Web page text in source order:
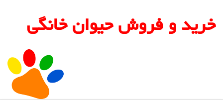
خرید و فروش حیوان خانگی